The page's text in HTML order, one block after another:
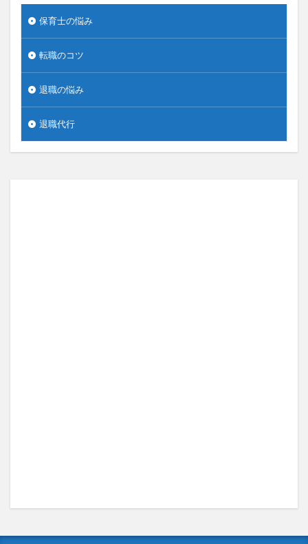
保育士の悩み
転職のコツ
退職の悩み
退職代行